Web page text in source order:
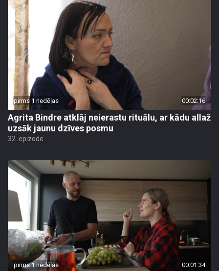
pirms 1 nedēļas 00:02:16
Agrita Bindre atklāj neierastu rituālu, ar kādu allaž
uzsāk jaunu dzīves posmu
32. epizode
pirms 1 nedēļas 00:01:34